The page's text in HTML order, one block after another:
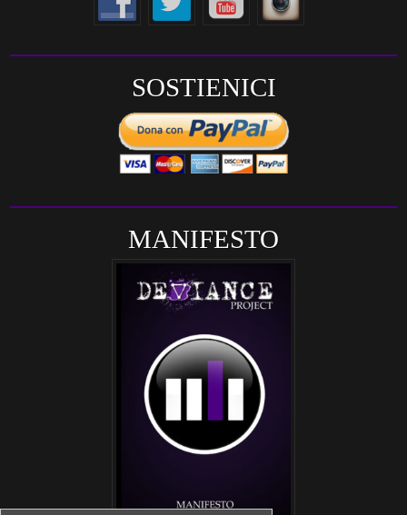
SOSTIENICI
MANIFESTO